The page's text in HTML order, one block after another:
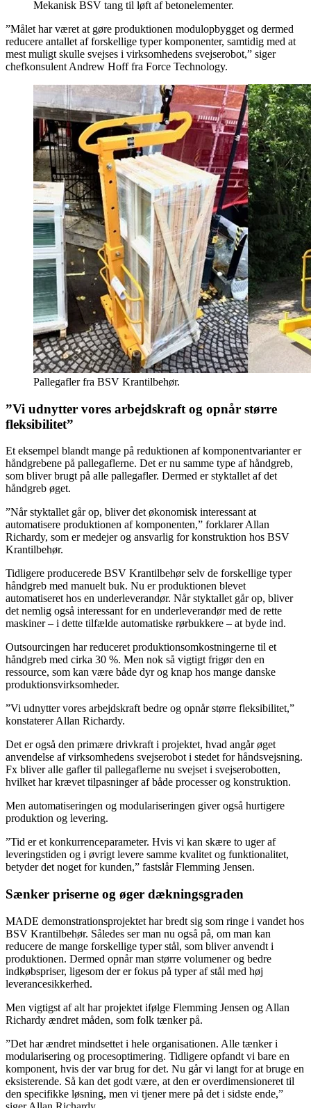
Mekanisk BSV tang til løft af betonelementer.
”Målet har været at gøre produktionen modulopbygget og dermed
reducere antallet af forskellige typer komponenter, samtidig med at
mest muligt skulle svejses i virksomhedens svejserobot,” siger
chefkonsulent Andrew Hoff fra Force Technology.
Pallegafler fra BSV Krantilbehør.
”Vi udnytter vores arbejdskraft og opnår større
fleksibilitet”
Et eksempel blandt mange på reduktionen af komponentvarianter er
håndgrebene på pallegaflerne. Det er nu samme type af håndgreb,
som bliver brugt på alle pallegafler. Dermed er styktallet af det
håndgreb øget.
”Når styktallet går op, bliver det økonomisk interessant at
automatisere produktionen af komponenten,” forklarer Allan
Richardy, som er medejer og ansvarlig for konstruktion hos BSV
Krantilbehør.
Tidligere producerede BSV Krantilbehør selv de forskellige typer
håndgreb med manuelt buk. Nu er produktionen blevet
automatiseret hos en underleverandør. Når styktallet går op, bliver
det nemlig også interessant for en underleverandør med de rette
maskiner – i dette tilfælde automatiske rørbukkere – at byde ind.
Outsourcingen har reduceret produktionsomkostningerne til et
håndgreb med cirka 30 %. Men nok så vigtigt frigør den en
ressource, som kan være både dyr og knap hos mange danske
produktionsvirksomheder.
”Vi udnytter vores arbejdskraft bedre og opnår større fleksibilitet,”
konstaterer Allan Richardy.
Det er også den primære drivkraft i projektet, hvad angår øget
anvendelse af virksomhedens svejserobot i stedet for håndsvejsning.
Fx bliver alle gafler til pallegaflerne nu svejset i svejserobotten,
hvilket har krævet tilpasninger af både processer og konstruktion.
Men automatiseringen og modulariseringen giver også hurtigere
produktion og levering.
”Tid er et konkurrenceparameter. Hvis vi kan skære to uger af
leveringstiden og i øvrigt levere samme kvalitet og funktionalitet,
betyder det noget for kunden,” fastslår Flemming Jensen.
Sænker priserne og øger dækningsgraden
MADE demonstrationsprojektet har bredt sig som ringe i vandet hos
BSV Krantilbehør. Således ser man nu også på, om man kan
reducere de mange forskellige typer stål, som bliver anvendt i
produktionen. Dermed opnår man større volumener og bedre
indkøbspriser, ligesom der er fokus på typer af stål med høj
leverancesikkerhed.
Men vigtigst af alt har projektet ifølge Flemming Jensen og Allan
Richardy ændret måden, som folk tænker på.
”Det har ændret mindsettet i hele organisationen. Alle tænker i
modularisering og procesoptimering. Tidligere opfandt vi bare en
komponent, hvis der var brug for det. Nu går vi langt for at bruge en
eksisterende. Så kan det godt være, at den er overdimensioneret til
den specifikke løsning, men vi tjener mere på det i sidste ende,”